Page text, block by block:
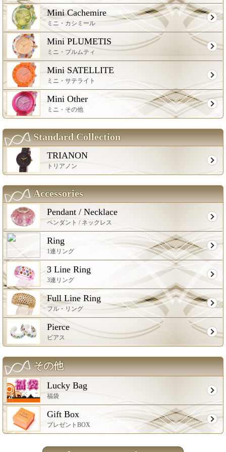
Mini Cachemire
ミニ・カシミール
Mini PLUMETIS
ミニ・プルムティ
Mini SATELLITE
ミニ・サテライト
Mini Other
ミニ・その他
Standard Collection
TRIANON
トリアノン
Accessories
Pendant / Necklace
ペンダント / ネックレス
Ring
1連リング
3 Line Ring
3連リング
Full Line Ring
フル・リング
Pierce
ピアス
その他
Lucky Bag
福袋
Gift Box
プレゼントBOX